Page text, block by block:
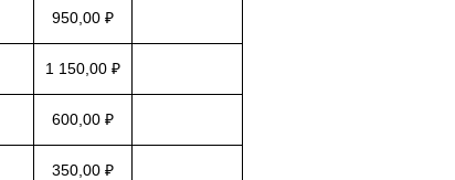
950,00 ₽
1 150,00 ₽
600,00 ₽
350,00 ₽